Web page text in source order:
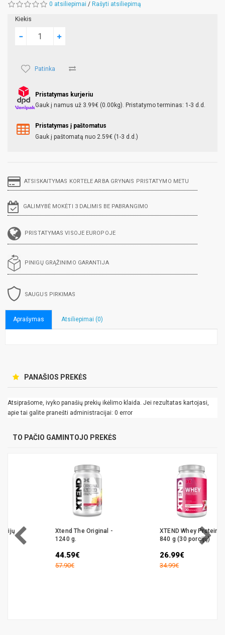
0 atsiliepimai / Rašyti atsiliepimą
Kiekis
Patinka
Pristatymas kurjeriu
Gauk į namus už 3.99€ (0.00kg). Pristatymo terminas: 1-3 d.d.
Pristatymas į paštomatus
Gauk į paštomatą nuo 2.59€ (1-3 d.d.)
ATSISKAITYMAS KORTELE ARBA GRYNAIS PRISTATYMO METU
GALIMYBĖ MOKĖTI 3 DALIMIS BE PABRANGIMO
PRISTATYMAS VISOJE EUROPOJE
PINIGŲ GRĄŽINIMO GARANTIJA
SAUGUS PIRKIMAS
Aprašymas Atsiliepimai (0)
PANAŠIOS PREKĖS
Atsiprašome, ivyko panašių prekių ikėlimo klaida. Jei rezultatas kartojasi,
apie tai galite pranešti administracijai: 0 error
TO PAČIO GAMINTOJO PREKĖS
Xtend The Original -
XTEND Whey Protein -
840 g (30 porcijų)